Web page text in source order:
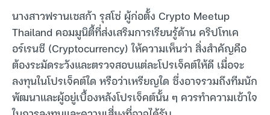
นางสาวฟรานเชสก้า รุสโซ่ ผู้ก่อตั้ง Crypto Meetup
Thailand คอมมูนิตี้ที่ส่งเสริมการเรียนรู้ด้าน คริปโทเค
อร์เรนซี (Cryptocurrency) ให้ความเห็นว่า สิ่งสำคัญคือ
ต้องระมัดระวังและตรวจสอบแต่ละโปรเจ็คต์ให้ดี เมื่อจะ
ลงทุนในโปรเจ็คต์ใด หรือว่าเหรียญใด ซึ่งอาจรวมถึงทีมนัก
พัฒนาและผู้อยู่เบื้องหลังโปรเจ็คต์นั้น ๆ ควรทำความเข้าใจ